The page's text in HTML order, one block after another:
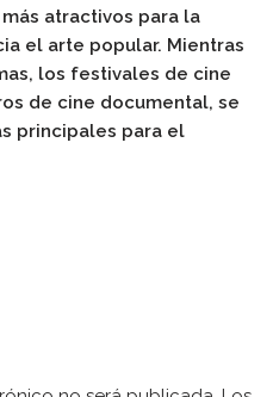
atractivos para la
el arte popular. Mientras
los festivales de cine
de cine documental, se
principales para el